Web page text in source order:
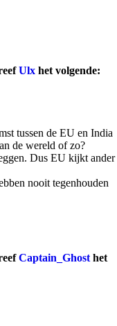
Ulx het volgende:
tussen de EU en India
de wereld of zo?
Dus EU kijkt ander
nooit tegenhouden
Captain_Ghost het